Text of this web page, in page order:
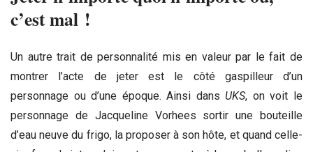
c’est mal !
Un autre trait de personnalité mis en valeur par le fait de
montrer l’acte de jeter est le côté gaspilleur d’un
personnage ou d’une époque. Ainsi dans UKS, on voit le
personnage de Jacqueline Vorhees sortir une bouteille
d’eau neuve du frigo, la proposer à son hôte, et quand celle-